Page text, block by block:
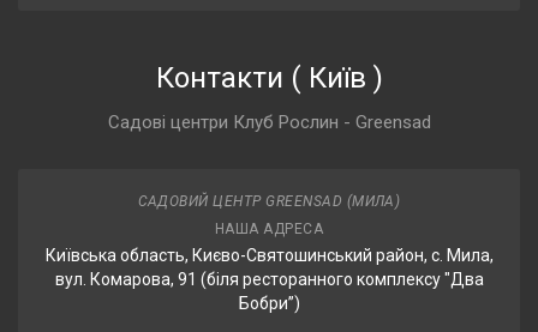
Контакти ( Київ )
Садові центри Клуб Рослин - Greensad
САДОВИЙ ЦЕНТР GREENSAD (МИЛА)
НАША АДРЕСА
Київська область, Києво-Святошинський район, с. Мила,
вул. Комарова, 91 (біля ресторанного комплексу "Два
Бобри”)